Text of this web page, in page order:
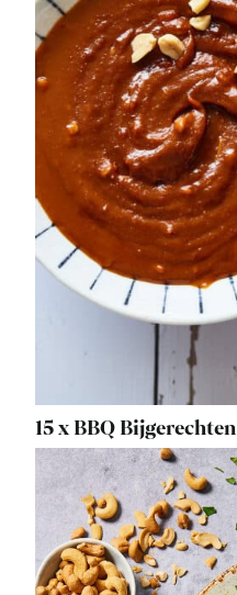
15 x BBQ Bijgerechten